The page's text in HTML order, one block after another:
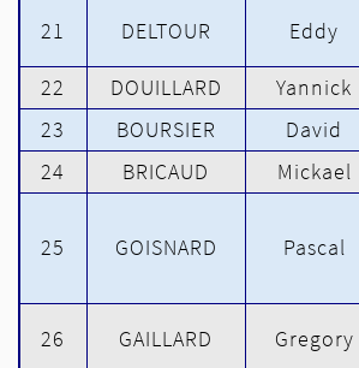
21 DELTOUR Eddy
22
DOUILLARD Yannick
23
BOURSIER David
24
BRICAUD Mickael
25 GOISNARD Pascal
26 GAILLARD Gregory